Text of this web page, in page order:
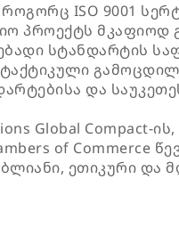
როგორც ISO 9001
პროექტს მკაფიოდ
სტანდარტის
და
Global Compact-
of Commerce
ეთიკური და